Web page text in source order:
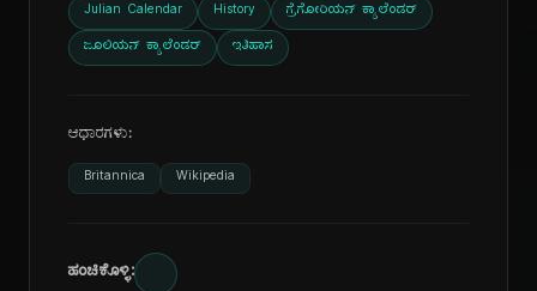
Julian Calendar History ಗ್ರೆಗೋರಿಯನ್ ಕ್ಯಾಲೆಂಡರ್
ಜೂಲಿಯನ್ ಕ್ಯಾಲೆಂಡರ್ ಇತಿಹಾಸ
ಆಧಾರಗಳು:
Britannica Wikipedia
ಹಂಚಿಕೊಳ್ಳಿ: